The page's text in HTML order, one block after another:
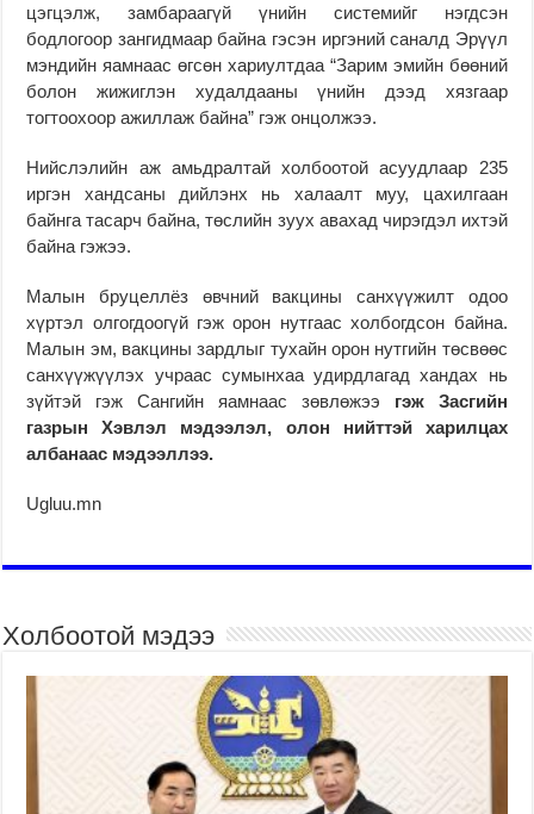
цэгцэлж, замбараагүй үнийн системийг нэгдсэн
бодлогоор зангидмаар байна гэсэн иргэний саналд Эрүүл
мэндийн яамнаас өгсөн хариултдаа “Зарим эмийн бөөний
болон жижиглэн худалдааны үнийн дээд хязгаар
тогтоохоор ажиллаж байна” гэж онцолжээ.
Нийслэлийн аж амьдралтай холбоотой асуудлаар 235
иргэн хандсаны дийлэнх нь халаалт муу, цахилгаан
байнга тасарч байна, төслийн зуух авахад чирэгдэл ихтэй
байна гэжээ.
Малын бруцеллёз өвчний вакцины санхүүжилт одоо
хүртэл олгогдоогүй гэж орон нутгаас холбогдсон байна.
Малын эм, вакцины зардлыг тухайн орон нутгийн төсвөөс
санхүүжүүлэх учраас сумынхаа удирдлагад хандах нь
зүйтэй гэж Сангийн яамнаас зөвлөжээ гэж Засгийн
газрын Хэвлэл мэдээлэл, олон нийттэй харилцах
албанаас мэдээллээ.
Ugluu.mn
Холбоотой мэдээ